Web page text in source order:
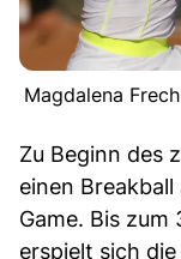
Magdalena
Zu Beginn des
einen
Game. Bis zum
erspielt sich